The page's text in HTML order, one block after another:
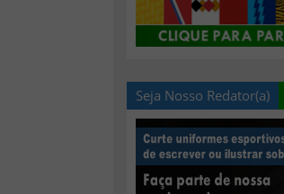
Seja Nosso Redator(a)